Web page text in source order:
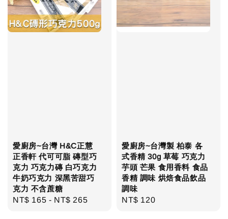
愛廚房~台灣 H&C正慧
正香軒 代可可脂 磚型巧
克力 巧克力磚 白巧克力
牛奶巧克力 深黑苦甜巧
克力 不含蔗糖
Regular
NT$ 165 - NT$ 265
愛廚房~台灣製 柏泰 各
式香精 30g 草莓 巧克力
芋頭 芒果 食用香料 食品
香精 調味 烘焙食品飲品
調味
Regular
NT$ 120